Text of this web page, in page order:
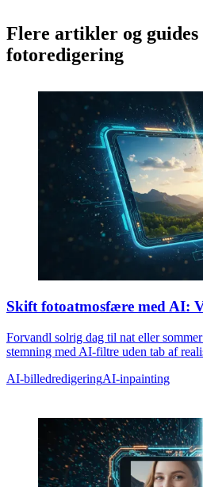
Flere artikler og
fotoredigering
Skift fotoatmosfære med AI:
Forvandl solrig dag til nat eller
stemning med AI-filtre uden tab af
AI-billedredigeringAI-inpainting